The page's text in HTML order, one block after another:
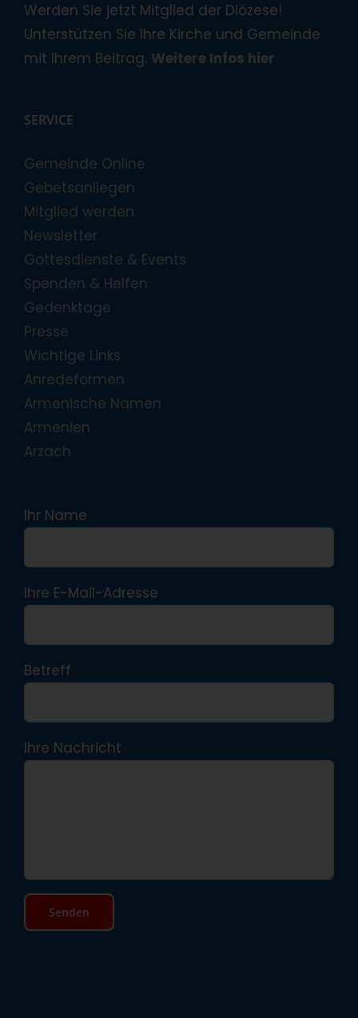
Werden Sie jetzt Mitglied der Diözese!
Unterstützen Sie Ihre Kirche und Gemeinde
mit Ihrem Beitrag. Weitere Infos hier
SERVICE
Gemeinde Online
Gebetsanliegen
Mitglied werden
Newsletter
Gottesdienste & Events
Spenden & Helfen
Gedenktage
Presse
Wichtige Links
Anredeformen
Armenische Namen
Armenien
Arzach
Ihr Name
Ihre E-Mail-Adresse
Betreff
Ihre Nachricht